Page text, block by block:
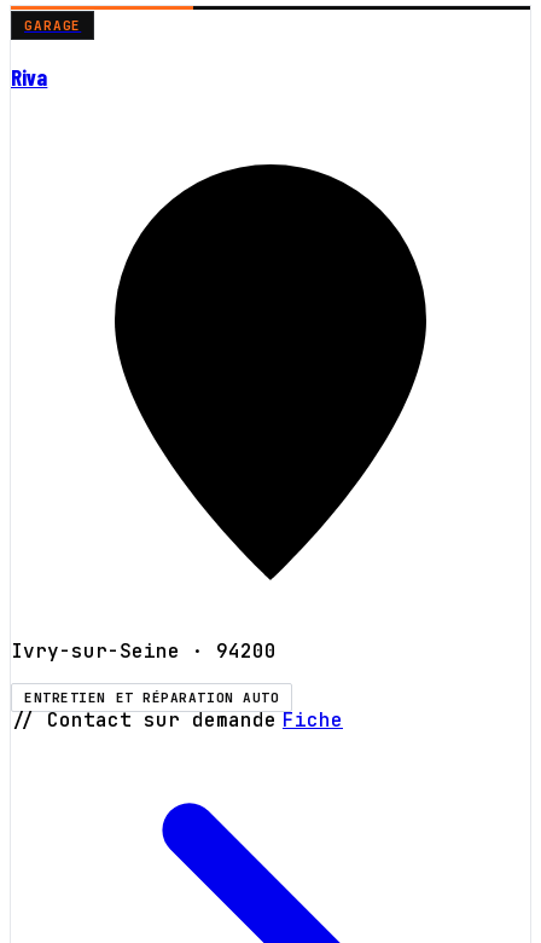
GARAGE
Riva
Ivry-sur-Seine · 94200
ENTRETIEN ET RÉPARATION AUTO
// Contact sur demande Fiche